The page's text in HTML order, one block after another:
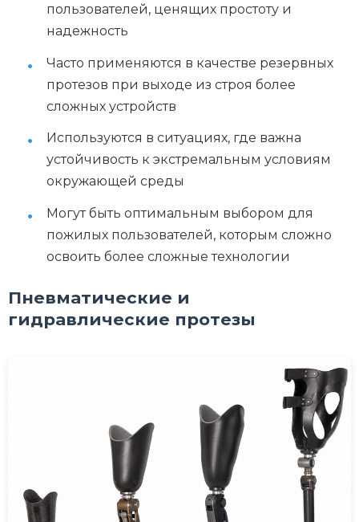
пользователей, ценящих простоту и
надежность
Часто применяются в качестве резервных
протезов при выходе из строя более
сложных устройств
Используются в ситуациях, где важна
устойчивость к экстремальным условиям
окружающей среды
Могут быть оптимальным выбором для
пожилых пользователей, которым сложно
освоить более сложные технологии
Пневматические и
гидравлические протезы